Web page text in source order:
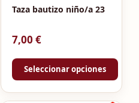
Taza bautizo niño/a 23
7,00 €
Seleccionar opciones
Este producto tiene múltiples